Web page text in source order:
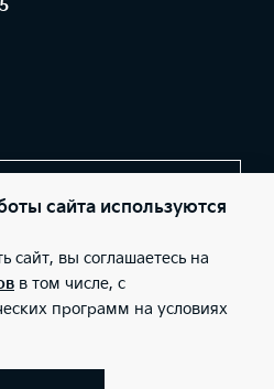
«Никко» (Фактический адрес: г.
Телефон: +7 (3452) 56-05-05; ИНН:
ООО «Киа Россия и СНГ»
Валовая 26; Телефон: 8 800 301
5087746291760) ведут
сайта используются
сайт, вы соглашаетесь на
в том числе, с
программ на условиях